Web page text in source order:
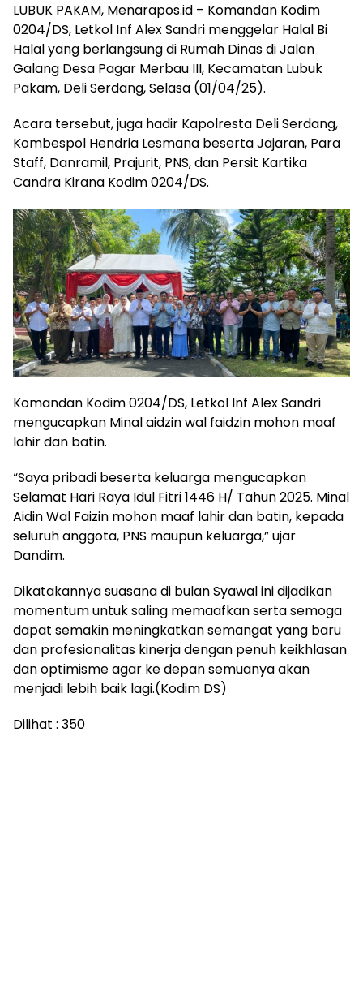
LUBUK PAKAM, Menarapos.id – Komandan Kodim
0204/DS, Letkol Inf Alex Sandri menggelar Halal Bi
Halal yang berlangsung di Rumah Dinas di Jalan
Galang Desa Pagar Merbau III, Kecamatan Lubuk
Pakam, Deli Serdang, Selasa (01/04/25).
Acara tersebut, juga hadir Kapolresta Deli Serdang,
Kombespol Hendria Lesmana beserta Jajaran, Para
Staff, Danramil, Prajurit, PNS, dan Persit Kartika
Candra Kirana Kodim 0204/DS.
Komandan Kodim 0204/DS, Letkol Inf Alex Sandri
mengucapkan Minal aidzin wal faidzin mohon maaf
lahir dan batin.
“Saya pribadi beserta keluarga mengucapkan
Selamat Hari Raya Idul Fitri 1446 H/ Tahun 2025. Minal
Aidin Wal Faizin mohon maaf lahir dan batin, kepada
seluruh anggota, PNS maupun keluarga,” ujar
Dandim.
Dikatakannya suasana di bulan Syawal ini dijadikan
momentum untuk saling memaafkan serta semoga
dapat semakin meningkatkan semangat yang baru
dan profesionalitas kinerja dengan penuh keikhlasan
dan optimisme agar ke depan semuanya akan
menjadi lebih baik lagi.(Kodim DS)
Dilihat : 350